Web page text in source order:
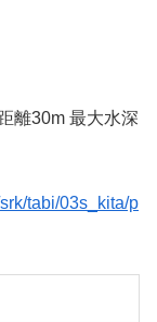
離30m 最大水深
tabi/03s_kita/p